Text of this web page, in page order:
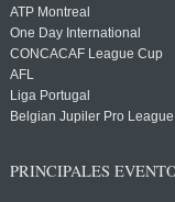
ATP Montreal
One Day International
CONCACAF League Cup
AFL
Liga Portugal
Belgian Jupiler Pro League
PRINCIPALES